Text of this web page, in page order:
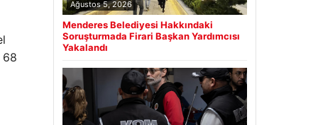
68
Ağustos 5, 2026
Menderes Belediyesi Hakkındaki
Soruşturmada Firari Başkan Yardımcısı
Yakalandı